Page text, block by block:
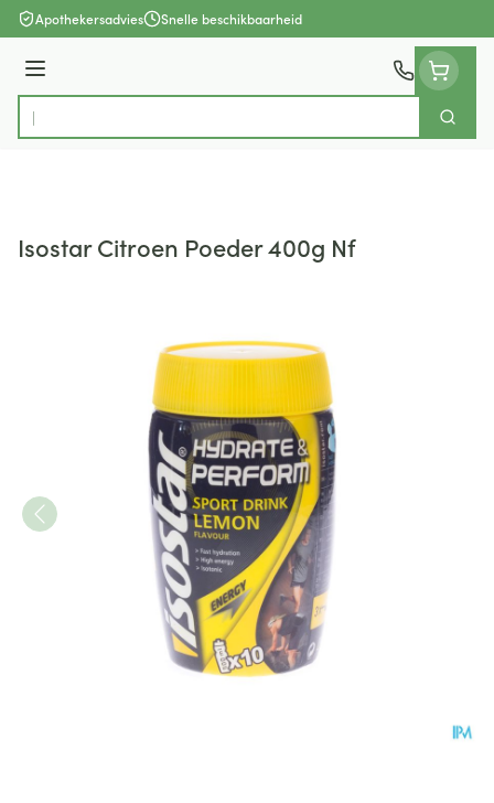
Ga naar de inhoud
Apothekersadvies Snelle beschikbaarheid
Menu
Product, merk, categorie...
Zoek
Isostar Citroen Poeder 400g Nf